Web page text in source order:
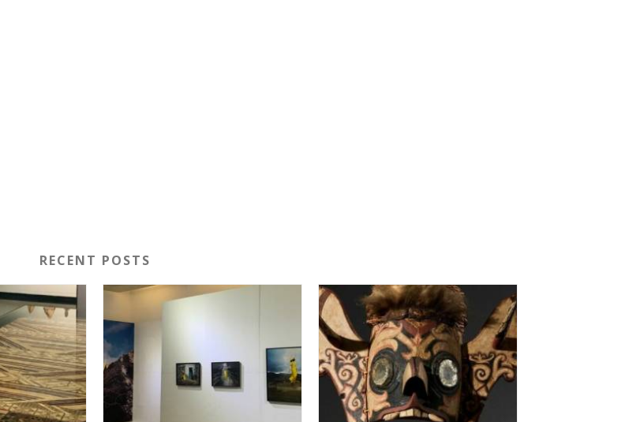
RECENT POSTS